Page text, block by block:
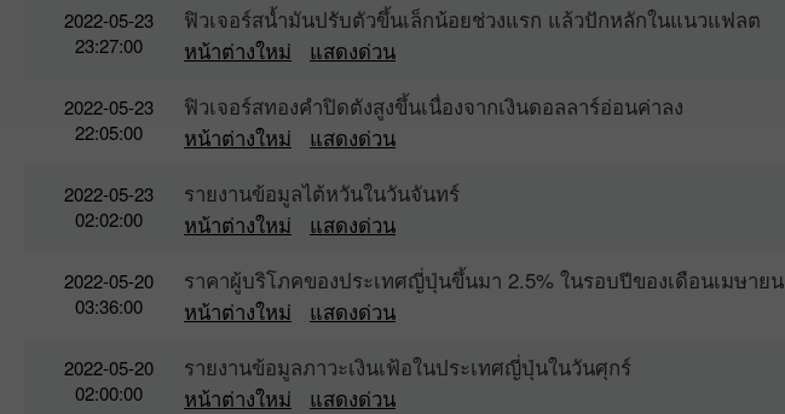
2022-05-23
23:27:00
ฟิวเจอร์สน้ำมันปรับตัวขึ้นเล็กน้อยช่วงแรก แล้วปักหลักในแนวแฟลต
หน้าต่างใหม่
แสดงด่วน
2022-05-23
22:05:00
ฟิวเจอร์สทองคำปิดตังสูงขึ้นเนื่องจากเงินดอลลาร์อ่อนค่าลง
หน้าต่างใหม่
แสดงด่วน
2022-05-23
02:02:00
รายงานข้อมูลไต้หวันในวันจันทร์
หน้าต่างใหม่
แสดงด่วน
2022-05-20
03:36:00
ราคาผู้บริโภคของประเทศญี่ปุ่นขึ้นมา 2.5% ในรอบปีของเดือนเมษายน
หน้าต่างใหม่
แสดงด่วน
2022-05-20
02:00:00
รายงานข้อมูลภาวะเงินเฟ้อในประเทศญี่ปุ่นในวันศุกร์
หน้าต่างใหม่
แสดงด่วน